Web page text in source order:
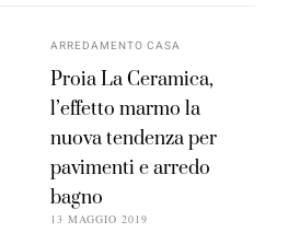
ARREDAMENTO CASA
Proia La Ceramica,
l’effetto marmo la
nuova tendenza per
pavimenti e arredo
bagno
13 MAGGIO 2019